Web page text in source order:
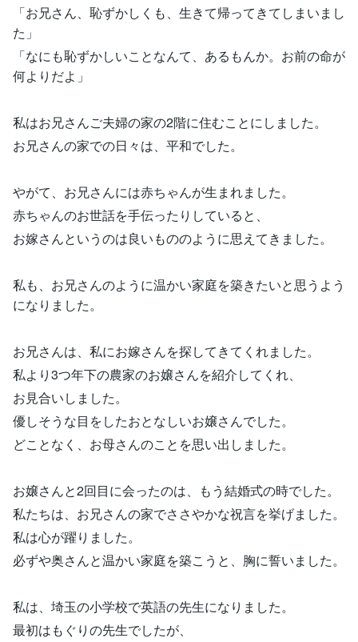
「お兄さん、恥ずかしくも、生きて帰ってきてしまいまし
た」
「なにも恥ずかしいことなんて、あるもんか。お前の命が
何よりだよ」
私はお兄さんご夫婦の家の2階に住むことにしました。
お兄さんの家での日々は、平和でした。
やがて、お兄さんには赤ちゃんが生まれました。
赤ちゃんのお世話を手伝ったりしていると、
お嫁さんというのは良いもののように思えてきました。
私も、お兄さんのように温かい家庭を築きたいと思うよう
になりました。
お兄さんは、私にお嫁さんを探してきてくれました。
私より3つ年下の農家のお嬢さんを紹介してくれ、
お見合いしました。
優しそうな目をしたおとなしいお嬢さんでした。
どことなく、お母さんのことを思い出しました。
お嬢さんと2回目に会ったのは、もう結婚式の時でした。
私たちは、お兄さんの家でささやかな祝言を挙げました。
私は心が躍りました。
必ずや奥さんと温かい家庭を築こうと、胸に誓いました。
私は、埼玉の小学校で英語の先生になりました。
最初はもぐりの先生でしたが、